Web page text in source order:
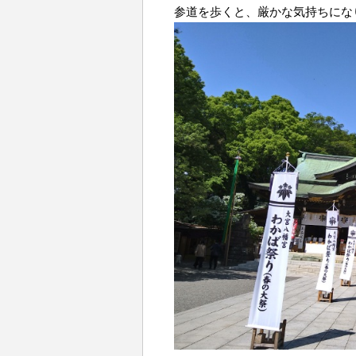
参道を歩くと、厳かな気持ちにな